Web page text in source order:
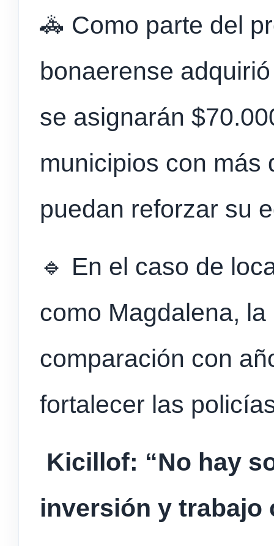
🚓 Como parte del
bonaerense
se asignarán
municipios con más
puedan reforzar su
🔹 En el caso de
como Magdalena,
comparación con
fortalecer las
Kicillof: “No hay
inversión y trabajo